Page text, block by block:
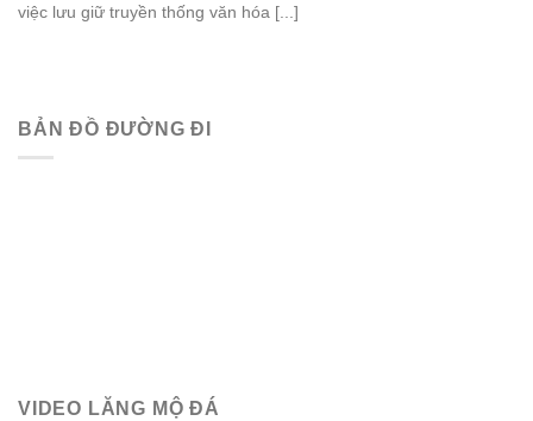
việc lưu giữ truyền thống văn hóa [...]
BẢN ĐỒ ĐƯỜNG ĐI
VIDEO LĂNG MỘ ĐÁ